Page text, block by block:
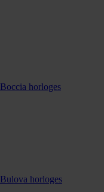
Boccia horloges
Bulova horloges